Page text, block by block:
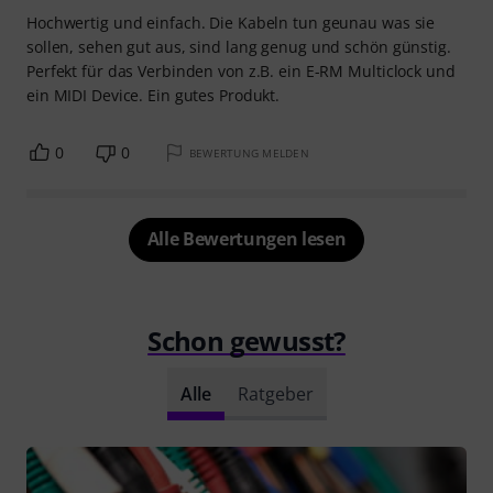
Hochwertig und einfach. Die Kabeln tun geunau was sie
sollen, sehen gut aus, sind lang genug und schön günstig.
Perfekt für das Verbinden von z.B. ein E-RM Multiclock und
ein MIDI Device. Ein gutes Produkt.
0 0 BEWERTUNG MELDEN
Alle Bewertungen lesen
Schon gewusst?
Alle Ratgeber